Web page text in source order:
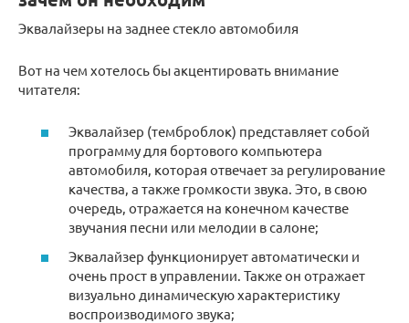
Эквалайзеры на заднее стекло автомобиля
Вот на чем хотелось бы акцентировать внимание
читателя:
Эквалайзер (темброблок) представляет собой
программу для бортового компьютера
автомобиля, которая отвечает за регулирование
качества, а также громкости звука. Это, в свою
очередь, отражается на конечном качестве
звучания песни или мелодии в салоне;
Эквалайзер функционирует автоматически и
очень прост в управлении. Также он отражает
визуально динамическую характеристику
воспроизводимого звука;